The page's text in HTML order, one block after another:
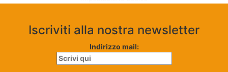
Iscriviti alla nostra newsletter
Indirizzo mail: